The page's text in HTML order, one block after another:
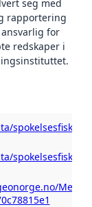
seg med
rapportering
for
redskaper i
spokelsesfiske/
spokelsesfiske/